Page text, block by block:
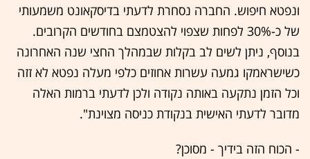
ונפטא חיפוש. החברה נסחרת לדעתי בדיסקאונט משמעותי
של כ-30% לפחות שצפוי להצטמצם בחודשים הקרובים.
בנוסף, ניתן לשים לב בקלות שבמהלך החצי שנה האחרונה
כשישראמקו גמעה עשרות אחוזים כלפי מעלה נפטא לא זזה
וכל הזמן נתקעה באותה נקודה ולכן לדעתי ברמות האלה
מדובר לדעתי האישית בנקודת כניסה מצוינת".
- הכוח הזה בידיך - מסוכן?